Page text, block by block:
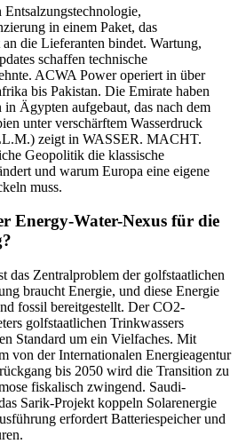
in einem Paket, das
die Lieferanten bindet. Wartung,
schaffen technische
ACWA Power operiert in über
bis Pakistan. Die Emirate haben
Ägypten aufgebaut, das nach dem
unter verschärftem Wasserdruck
zeigt in WASSER. MACHT.
Geopolitik die klassische
und warum Europa eine eigene
muss.
Energy-Water-Nexus für die
das Zentralproblem der golfstaatlichen
braucht Energie, und diese Energie
fossil bereitgestellt. Der CO2-
golfstaatlichen Trinkwassers
Standard um ein Vielfaches. Mit
von der Internationalen Energieagentur
bis 2050 wird die Transition zu
fiskalisch zwingend. Saudi-
Sarik-Projekt koppeln Solarenergie
erfordert Batteriespeicher und